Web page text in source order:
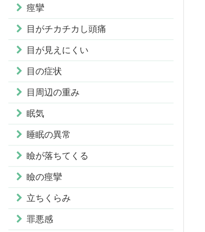
痙攣
目がチカチカし頭痛
目が見えにくい
目の症状
目周辺の重み
眠気
睡眠の異常
瞼が落ちてくる
瞼の痙攣
立ちくらみ
罪悪感